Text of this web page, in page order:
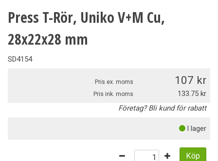
Press T-Rör, Uniko V+M Cu,
28x22x28 mm
SD4154
Pris ex. moms 107
Pris ink. moms
133.75
Företag? Bli kund för rabatt
I lager
Köp